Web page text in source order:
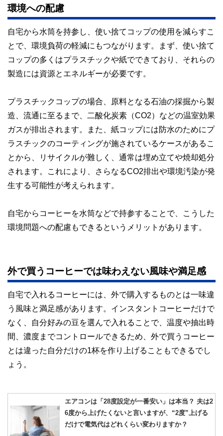
環境への配慮
自宅から水筒を持参し、使い捨てコップの使用を減らすこ
とで、環境負荷の軽減にもつながります。まず、使い捨て
コップの多くはプラスチックや紙でできており、それらの
製造には資源とエネルギーが必要です。
プラスチックコップの場合、原料となる石油の採掘から製
造、流通に至るまで、二酸化炭素（CO2）などの温室効果
ガスが排出されます。また、紙コップには防水のためにプ
ラスチックのコーティングが施されているケースがあるこ
とから、リサイクルが難しく、通常は埋め立てや焼却処分
されます。これにより、さらなるCO2排出や環境汚染が発
生する可能性が考えられます。
自宅からコーヒーを水筒などで持参することで、こうした
環境問題への配慮もできるというメリットがあります。
外で買うコーヒーでは味わえない風味や満足感
自宅で入れるコーヒーには、外で購入するものとは一味違
う風味と満足感があります。インスタントコーヒーだけで
なく、自分好みの豆を選んで入れることで、温度や抽出時
間、濃度までコントロールできるため、外で買うコーヒー
とは違った自分だけの1杯を作り上げることもできるでし
ょう。
エアコンは「28度設定が一番安い」は本当？ 夫は2
6度から上げたくないと言いますが、“2度”上げる
だけで電気代はどれくらい変わりますか？